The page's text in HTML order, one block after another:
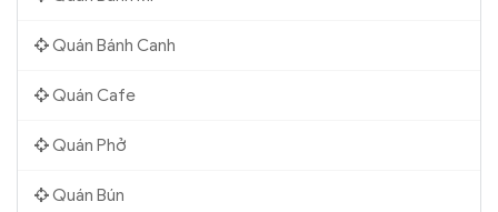
Quán Bánh Canh
Quán Cafe
Quán Phở
Quán Bún